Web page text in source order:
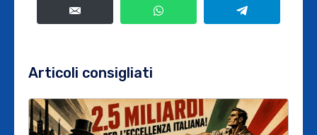
Articoli consigliati